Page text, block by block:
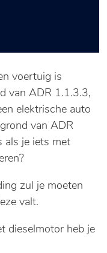
voertuig is
van ADR 1.1.3.3,
elektrische auto
van ADR
als je iets met
zul je moeten
valt.
dieselmotor heb je